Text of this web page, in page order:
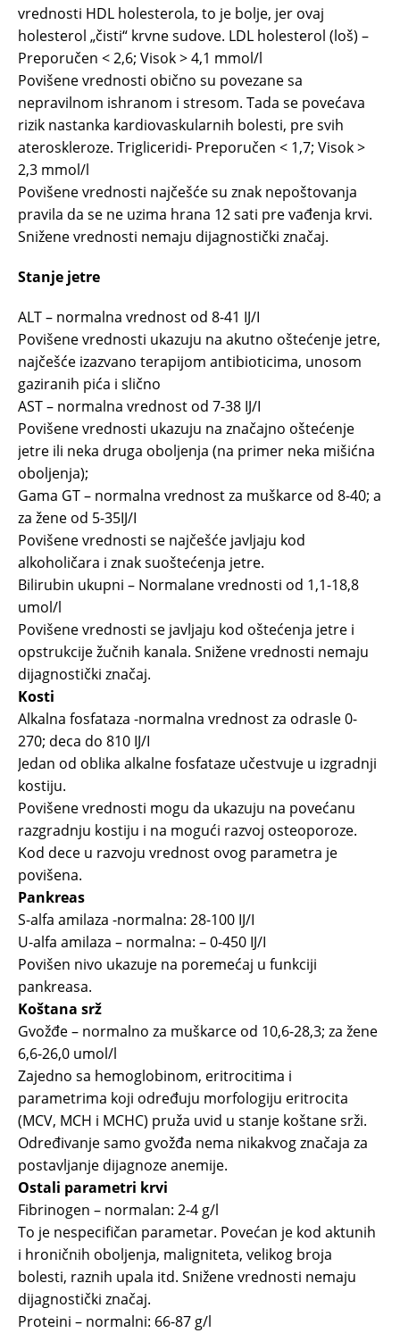
vrednosti HDL holesterola, to je bolje, jer ovaj
holesterol „čisti“ krvne sudove. LDL holesterol (loš) –
Preporučen < 2,6; Visok > 4,1 mmol/l
Povišene vrednosti obično su povezane sa
nepravilnom ishranom i stresom. Tada se povećava
rizik nastanka kardiovaskularnih bolesti, pre svih
ateroskleroze. Trigliceridi- Preporučen < 1,7; Visok >
2,3 mmol/l
Povišene vrednosti najčešće su znak nepoštovanja
pravila da se ne uzima hrana 12 sati pre vađenja krvi.
Snižene vrednosti nemaju dijagnostički značaj.
Stanje jetre
ALT – normalna vrednost od 8-41 IJ/I
Povišene vrednosti ukazuju na akutno oštećenje jetre,
najčešće izazvano terapijom antibioticima, unosom
gaziranih pića i slično
AST – normalna vrednost od 7-38 IJ/I
Povišene vrednosti ukazuju na značajno oštećenje
jetre ili neka druga oboljenja (na primer neka mišićna
oboljenja);
Gama GT – normalna vrednost za muškarce od 8-40; a
za žene od 5-35IJ/I
Povišene vrednosti se najčešće javljaju kod
alkoholičara i znak suoštećenja jetre.
Bilirubin ukupni – Normalane vrednosti od 1,1-18,8
umol/l
Povišene vrednosti se javljaju kod oštećenja jetre i
opstrukcije žučnih kanala. Snižene vrednosti nemaju
dijagnostički značaj.
Kosti
Alkalna fosfataza -normalna vrednost za odrasle 0-
270; deca do 810 IJ/I
Jedan od oblika alkalne fosfataze učestvuje u izgradnji
kostiju.
Povišene vrednosti mogu da ukazuju na povećanu
razgradnju kostiju i na mogući razvoj osteoporoze.
Kod dece u razvoju vrednost ovog parametra je
povišena.
Pankreas
S-alfa amilaza -normalna: 28-100 IJ/I
U-alfa amilaza – normalna: – 0-450 IJ/I
Povišen nivo ukazuje na poremećaj u funkciji
pankreasa.
Koštana srž
Gvožđe – normalno za muškarce od 10,6-28,3; za žene
6,6-26,0 umol/l
Zajedno sa hemoglobinom, eritrocitima i
parametrima koji određuju morfologiju eritrocita
(MCV, MCH i MCHC) pruža uvid u stanje koštane srži.
Određivanje samo gvožđa nema nikakvog značaja za
postavljanje dijagnoze anemije.
Ostali parametri krvi
Fibrinogen – normalan: 2-4 g/l
To je nespecifičan parametar. Povećan je kod aktunih
i hroničnih oboljenja, maligniteta, velikog broja
bolesti, raznih upala itd. Snižene vrednosti nemaju
dijagnostički značaj.
Proteini – normalni: 66-87 g/l